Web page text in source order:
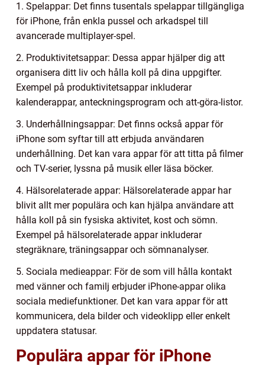
1. Spelappar: Det finns tusentals spelappar tillgängliga
för iPhone, från enkla pussel och arkadspel till
avancerade multiplayer-spel.
2. Produktivitetsappar: Dessa appar hjälper dig att
organisera ditt liv och hålla koll på dina uppgifter.
Exempel på produktivitetsappar inkluderar
kalenderappar, anteckningsprogram och att-göra-listor.
3. Underhållningsappar: Det finns också appar för
iPhone som syftar till att erbjuda användaren
underhållning. Det kan vara appar för att titta på filmer
och TV-serier, lyssna på musik eller läsa böcker.
4. Hälsorelaterade appar: Hälsorelaterade appar har
blivit allt mer populära och kan hjälpa användare att
hålla koll på sin fysiska aktivitet, kost och sömn.
Exempel på hälsorelaterade appar inkluderar
stegräknare, träningsappar och sömnanalyser.
5. Sociala medieappar: För de som vill hålla kontakt
med vänner och familj erbjuder iPhone-appar olika
sociala mediefunktioner. Det kan vara appar för att
kommunicera, dela bilder och videoklipp eller enkelt
uppdatera statusar.
Populära appar för iPhone